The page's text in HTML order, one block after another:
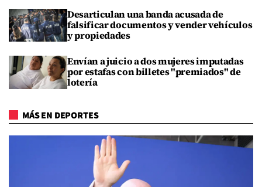
Desarticulan una banda acusada de
falsificar documentos y vender vehículos
y propiedades
Envían a juicio a dos mujeres imputadas
por estafas con billetes "premiados" de
lotería
MÁS EN DEPORTES